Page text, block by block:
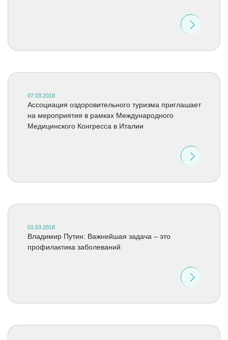
07.03.2018
Ассоциация оздоровительного туризма приглашает
на мероприятия в рамках Международного
Медицинского Конгресса в Италии
01.03.2018
Владимир Путин: Важнейшая задача – это
профилактика заболеваний